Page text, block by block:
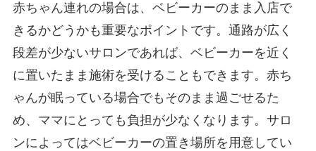
赤ちゃん連れの場合は、ベビーカーのまま入店で
きるかどうかも重要なポイントです。通路が広く
段差が少ないサロンであれば、ベビーカーを近く
に置いたまま施術を受けることもできます。赤ち
ゃんが眠っている場合でもそのまま過ごせるた
め、ママにとっても負担が少なくなります。サロ
ンによってはベビーカーの置き場所を用意してい